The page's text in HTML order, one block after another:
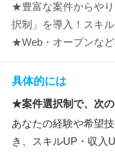
★豊富な案件からや
択制」を導入！スキ
★Web・オープンな
具体的には
★案件選択制で、次
あなたの経験や希望
き、スキルUP・収入